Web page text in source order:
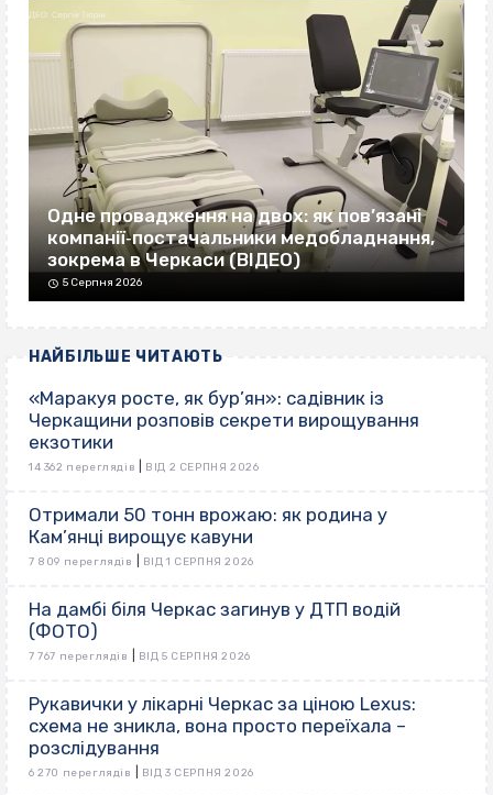
Одне провадження на двох: як пов’язані
компанії‐постачальники медобладнання,
зокрема в Черкаси (ВІДЕО)
5 Серпня 2026
НАЙБІЛЬШЕ ЧИТАЮТЬ
«Маракуя росте, як бур’ян»: садівник із
Черкащини розповів секрети вирощування
екзотики
14 362 переглядів ВІД 2 СЕРПНЯ 2026
Отримали 50 тонн врожаю: як родина у
Кам’янці вирощує кавуни
7 809 переглядів ВІД 1 СЕРПНЯ 2026
На дамбі біля Черкас загинув у ДТП водій
(ФОТО)
7 767 переглядів ВІД 5 СЕРПНЯ 2026
Рукавички у лікарні Черкас за ціною Lexus:
схема не зникла, вона просто переїхала –
розслідування
6 270 переглядів ВІД 3 СЕРПНЯ 2026